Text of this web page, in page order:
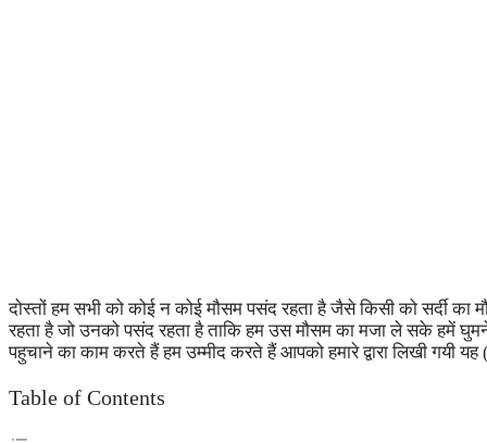
दोस्तों हम सभी को कोई न कोई मौसम पसंद रहता है जैसे किसी को सर्दी का
रहता है जो उनको पसंद रहता है ताकि हम उस मौसम का मजा ले सके हमें
पहुचाने का काम करते हैं हम उम्मीद करते हैं आपको हमारे द्वारा लिखी गयी यह
Table of Contents